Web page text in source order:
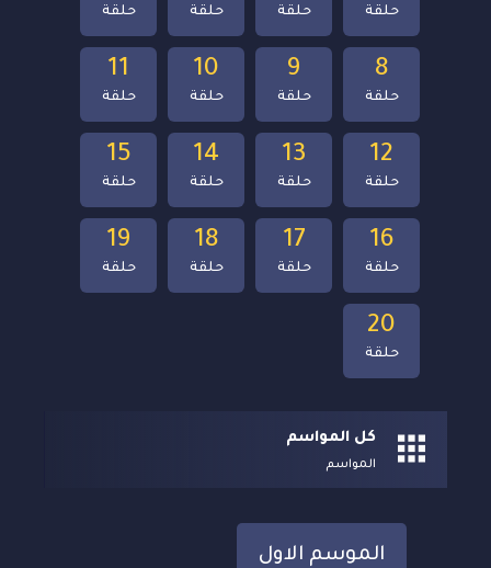
20
حلقة
19
حلقة
18
حلقة
17
حلقة
16
حلقة
15
حلقة
14
حلقة
13
حلقة
12
حلقة
11
حلقة
10
حلقة
9
حلقة
8
حلقة
حلقة حلقة حلقة حلقة
كل المواسم
المواسم
الموسم الاول